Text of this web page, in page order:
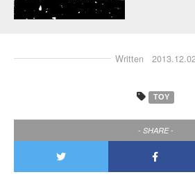
Written
TOY
- SHARE -